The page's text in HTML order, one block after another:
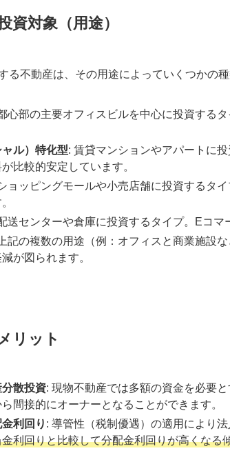
資対象（用途）
る不動産は、その用途によっていくつかの種
心部の主要オフィスビルを中心に投資する
ル）特化型: 賃貸マンションやアパートに
比較的安定しています。
ョッピングモールや小売店舗に投資するタ
送センターや倉庫に投資するタイプ。Eコマ
記の複数の用途（例：オフィスと商業施設
が図られます。
リット
散投資: 現物不動産では多額の資金を必要
間接的にオーナーとなることができます。
利回り : 導管性（税制優遇）の適用により
利回りと比較して分配金利回りが高くなる